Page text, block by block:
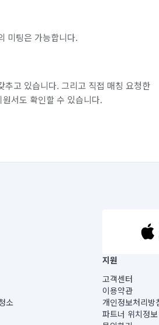
미팅은 가능합니다.
추고 있습니다. 그리고 직접 매칭 요청한
서도 확인할 수 있습니다.
00019 |
층
소
지원
고객센터
이용약관
개인정보처리방
파트너 위치정